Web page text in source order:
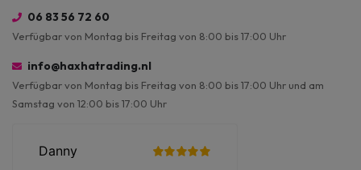
06 83 56 72 60
Verfügbar von Montag bis Freitag von 8:00 bis 17:00 Uhr
info@haxhatrading.nl
Verfügbar von Montag bis Freitag von 8:00 bis 17:00 Uhr und am
Samstag von 12:00 bis 17:00 Uhr